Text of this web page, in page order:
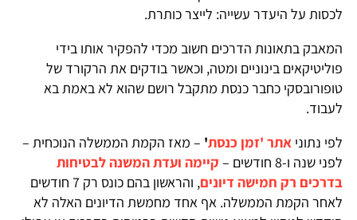
לכסות על היעדר עשייה: לייצר כותרת.
המאבק בתאונות הדרכים חשוב מכדי להפקיר אותו בידי
פוליטיקאים בינוניים ומטה, וכאשר בודקים את הרקורד של
טופורובסקי כחבר כנסת מתקבל רושם שהוא לא באמת בא
לעבוד.
לפי נתוני אתר 'זמן כנסת' – מאז הקמת הממשלה הנוכחית –
לפני שנה ו-8 חודשים –
קיימה ועדת המשנה לבטיחות
בדרכים רק חמישה דיונים
, והראשון בהם כונס רק 7 חודשים
לאחר הקמת הממשלה. אף אחד מחמשת הדיונים האלה לא